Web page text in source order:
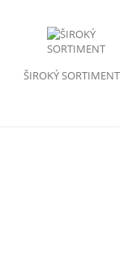
ŠIROKÝ SORTIMENT